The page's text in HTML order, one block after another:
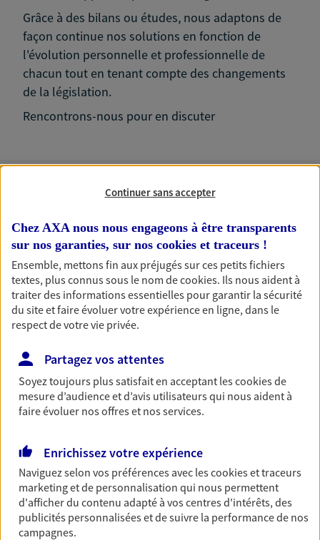
Grâce à des bilans ou études, nous adaptons de
façon continue nos solutions en fonction de
l'évolution personnelle et professionnelle de
chacun tout en tenant compte des changements
de la législation.
Rencontrons-nous pour en discuter
Accompagner les
professionnels et les
entreprises
Comme vous, nous sommes des indépendants. Nous
bâtissons ensemble des solutions cohérentes pour
protéger votre activité, vos collaborateurs... mais aussi
vous-même et votre famille.
vie
Achat immobilier, installation, départ à la retraite…
Autant de moments de vie qui nécessitent des solutions
d'assurance et d'épargne. Recevez un conseil d'expert
cohérent avec vos besoins
Continuer sans accepter
Chez AXA nous nous engageons à être transparents
sur nos garanties, sur nos cookies et traceurs !
Ensemble, mettons fin aux préjugés sur ces petits fichiers
textes, plus connus sous le nom decookies. Ils nous aident à
traiter des informations essentielles pour garantir la sécurité
du site et faire évoluer votre expérience en ligne, dans le
respect de votre vie privée.
Partagez vos attentes
Soyez toujours plus satisfait en acceptant lescookiesde
mesure d’audience et d’avis utilisateurs qui nous aident à
faire évoluer nos offres et nos services.
Enrichissez votre expérience
Naviguez selon vos préférences avec lescookies et traceurs
marketing et de personnalisation qui nous permettent
d'afficher du contenu adapté à vos centres d'intérêts, des
publicités personnalisées et de suivre la performance de nos
campagnes.